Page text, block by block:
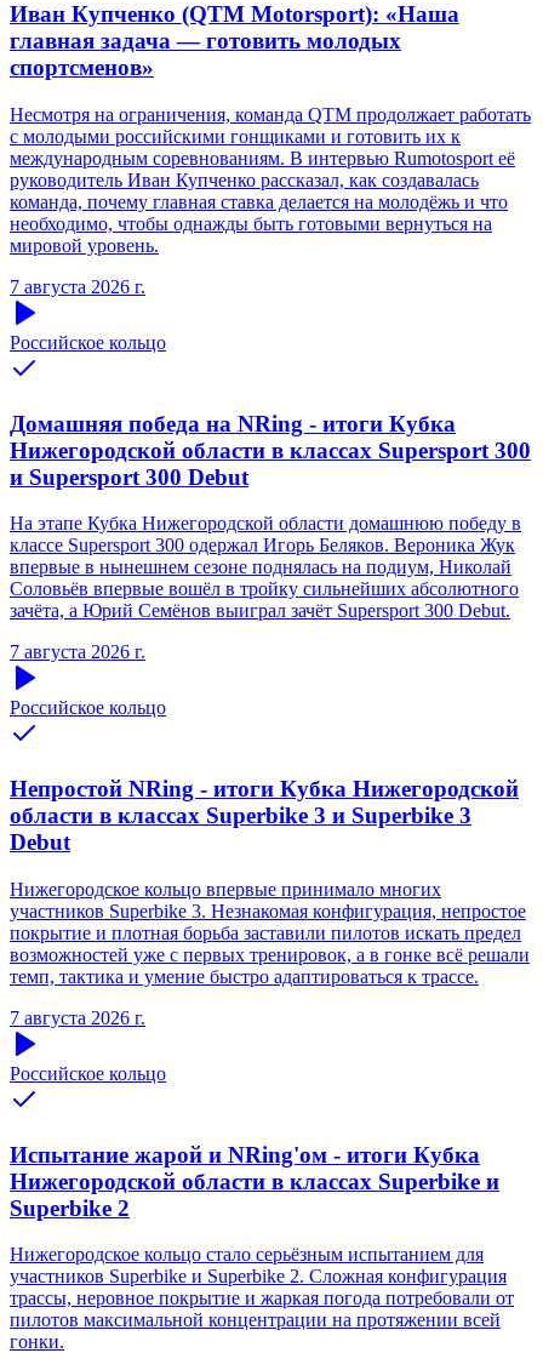
Иван Купченко (QTM Motorsport): «Наша
главная задача — готовить молодых
спортсменов»
Несмотря на ограничения, команда QTM продолжает работать
с молодыми российскими гонщиками и готовить их к
международным соревнованиям. В интервью Rumotosport её
руководитель Иван Купченко рассказал, как создавалась
команда, почему главная ставка делается на молодёжь и что
необходимо, чтобы однажды быть готовыми вернуться на
мировой уровень.
7 августа 2026 г.
Российское кольцо
Домашняя победа на NRing - итоги Кубка
Нижегородской области в классах Supersport 300
и Supersport 300 Debut
На этапе Кубка Нижегородской области домашнюю победу в
классе Supersport 300 одержал Игорь Беляков. Вероника Жук
впервые в нынешнем сезоне поднялась на подиум, Николай
Соловьёв впервые вошёл в тройку сильнейших абсолютного
зачёта, а Юрий Семёнов выиграл зачёт Supersport 300 Debut.
7 августа 2026 г.
Российское кольцо
Непростой NRing - итоги Кубка Нижегородской
области в классах Superbike 3 и Superbike 3
Debut
Нижегородское кольцо впервые принимало многих
участников Superbike 3. Незнакомая конфигурация, непростое
покрытие и плотная борьба заставили пилотов искать предел
возможностей уже с первых тренировок, а в гонке всё решали
темп, тактика и умение быстро адаптироваться к трассе.
7 августа 2026 г.
Российское кольцо
Испытание жарой и NRing'ом - итоги Кубка
Нижегородской области в классах Superbike и
Superbike 2
Нижегородское кольцо стало серьёзным испытанием для
участников Superbike и Superbike 2. Сложная конфигурация
трассы, неровное покрытие и жаркая погода потребовали от
пилотов максимальной концентрации на протяжении всей
гонки.